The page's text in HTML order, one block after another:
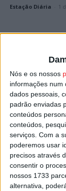
Nós e os nossos
informações num
dados pessoais,
padrão enviadas
conteúdos
conteúdos,
serviços. Com a
poderemos usar
precisos através
consentir o
nossos 1733
alternativa,
Estação Diária 1
PSP
droga em
Estação Diária - 23